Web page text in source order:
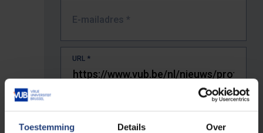
Toestemming Details Over
E-mailadres *
URL *
De volledige URL van de pagina waar je de fout zag.